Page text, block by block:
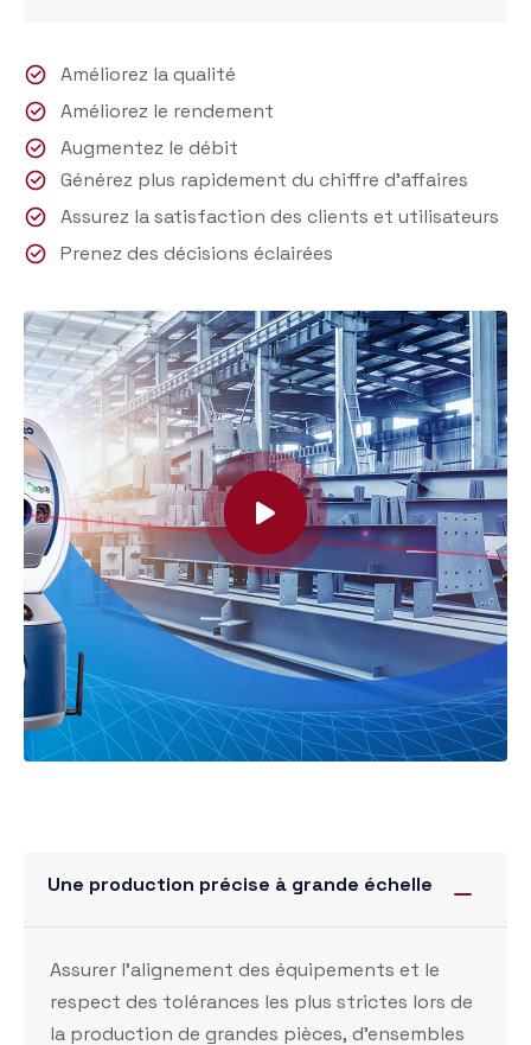
Améliorez la qualité
Améliorez le rendement
Augmentez le débit
Générez plus rapidement du chiffre d'affaires
Assurez la satisfaction des clients et utilisateurs
Prenez des décisions éclairées
Une production précise à grande échelle
Assurer l’alignement des équipements et le
respect des tolérances les plus strictes lors de
la production de grandes pièces, d’ensembles